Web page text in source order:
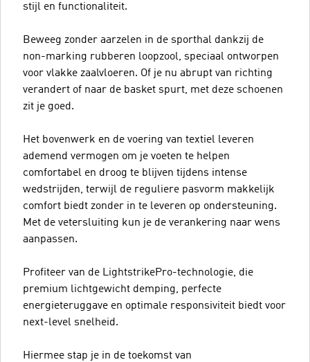
stijl en functionaliteit.
Beweeg zonder aarzelen in de sporthal dankzij de
non-marking rubberen loopzool, speciaal ontworpen
voor vlakke zaalvloeren. Of je nu abrupt van richting
verandert of naar de basket spurt, met deze schoenen
zit je goed.
Het bovenwerk en de voering van textiel leveren
ademend vermogen om je voeten te helpen
comfortabel en droog te blijven tijdens intense
wedstrijden, terwijl de reguliere pasvorm makkelijk
comfort biedt zonder in te leveren op ondersteuning.
Met de vetersluiting kun je de verankering naar wens
aanpassen.
Profiteer van de LightstrikePro-technologie, die
premium lichtgewicht demping, perfecte
energieteruggave en optimale responsiviteit biedt voor
next-level snelheid.
Hiermee stap je in de toekomst van